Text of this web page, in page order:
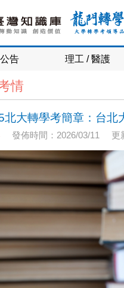
告 理工 / 醫護
情
北大轉學考簡章：台北
發佈時間：2026/03/11 更